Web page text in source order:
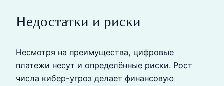
Недостатки и риски
Несмотря на преимущества, цифровые
платежи несут и определённые риски. Рост
числа кибер-угроз делает финансовую